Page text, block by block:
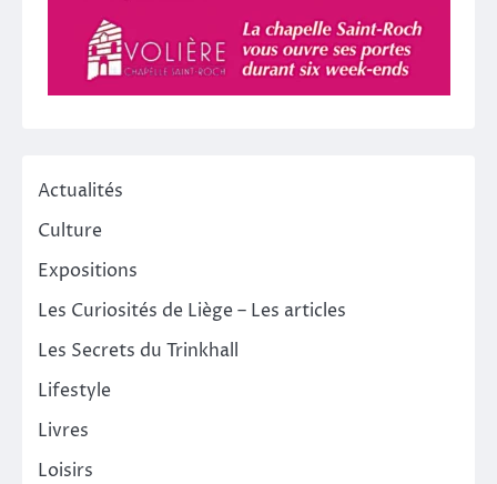
Actualités
Culture
Expositions
Les Curiosités de Liège – Les articles
Les Secrets du Trinkhall
Lifestyle
Livres
Loisirs